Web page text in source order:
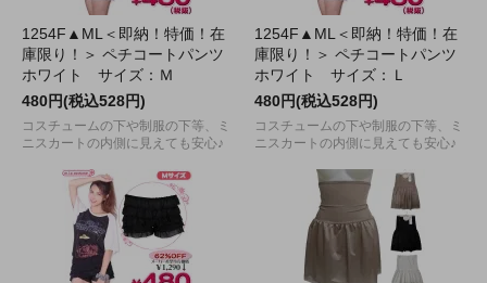
1254F▲ML＜即納！特価！在
庫限り！＞ ペチコートパンツ
ホワイト サイズ：Ｍ
480円(税込528円)
コスチュームの下や制服の下等、ミ
ニスカートの内側に見えても安心♪
1254F▲ML＜即納！特価！在
庫限り！＞ ペチコートパンツ
ホワイト サイズ：Ｌ
480円(税込528円)
コスチュームの下や制服の下等、ミ
ニスカートの内側に見えても安心♪